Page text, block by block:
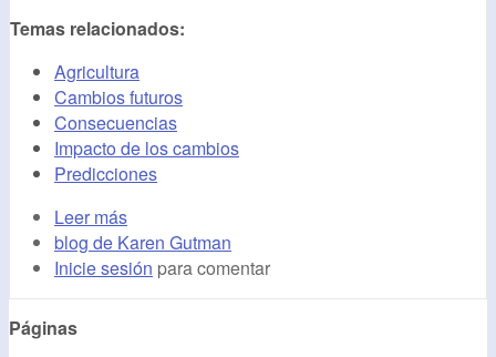
Temas relacionados:
Agricultura
Cambios futuros
Consecuencias
Impacto de los cambios
Predicciones
Leer más
blog de Karen Gutman
Inicie sesión para comentar
Páginas